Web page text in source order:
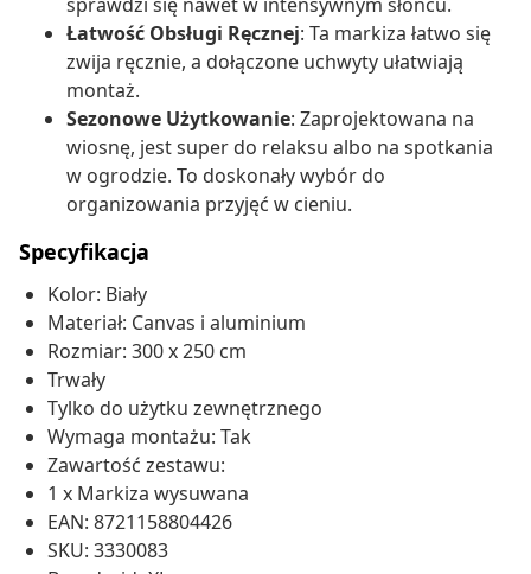
Łatwość Obsługi Ręcznej: Ta markiza łatwo się
zwija ręcznie, a dołączone uchwyty ułatwiają
montaż.
Sezonowe Użytkowanie: Zaprojektowana na
wiosnę, jest super do relaksu albo na spotkania
w ogrodzie. To doskonały wybór do
organizowania przyjęć w cieniu.
Specyfikacja
Kolor: Biały
Materiał: Canvas i aluminium
Rozmiar: 300 x 250 cm
Trwały
Tylko do użytku zewnętrznego
Wymaga montażu: Tak
Zawartość zestawu:
1 x Markiza wysuwana
EAN: 8721158804426
SKU: 3330083